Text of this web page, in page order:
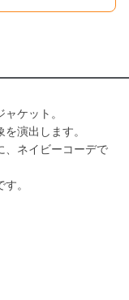
ケット。
演出します。
、ネイビーコーデで
。